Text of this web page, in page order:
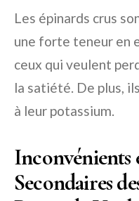
Les épinards crus
une forte teneur en
ceux qui veulent
la satiété. De plus,
à leur potassium.
Inconvénients
Secondaires